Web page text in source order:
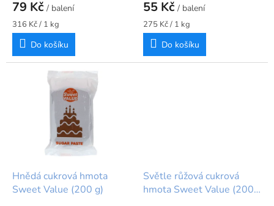
79 Kč / balení
Měrná
cena:
316 Kč / 1 kg
Do košíku
55 Kč / balení
Měrná
cena:
275 Kč / 1 kg
Do košíku
Hnědá cukrová hmota
Sweet Value (200 g)
Světle růžová cukrová
hmota Sweet Value (200